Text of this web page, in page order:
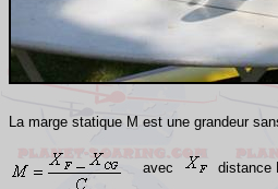
La marge statique M est une grandeur
avec distance